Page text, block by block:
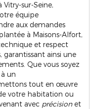
sur-Seine,
équipe
aux demandes
à Maisons-Alfort,
et respect
ainsi une
Que vous soyez
un
tout en œuvre
votre habitation ou
avec précisionet